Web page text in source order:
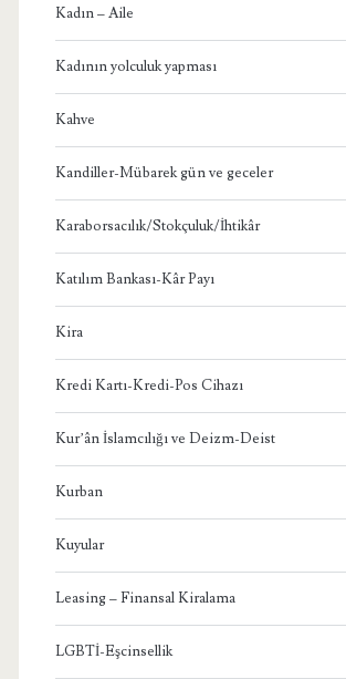
Kadın – Aile
Kadının yolculuk yapması
Kahve
Kandiller-Mübarek gün ve geceler
Karaborsacılık/Stokçuluk/İhtikâr
Katılım Bankası-Kâr Payı
Kira
Kredi Kartı-Kredi-Pos Cihazı
Kur’ân İslamcılığı ve Deizm-Deist
Kurban
Kuyular
Leasing – Finansal Kiralama
LGBTİ-Eşcinsellik